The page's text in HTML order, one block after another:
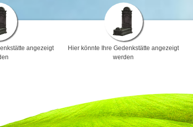
angezeigt
Hier könnte Ihre Gedenkstätte angezeigt
werden